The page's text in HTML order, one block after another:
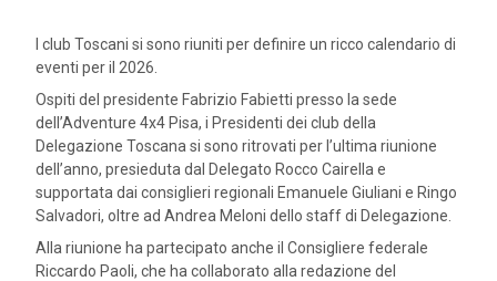
I club Toscani si sono riuniti per definire un ricco calendario di
eventi per il 2026.
Ospiti del presidente Fabrizio Fabietti presso la sede
dell’Adventure 4x4 Pisa, i Presidenti dei club della
Delegazione Toscana si sono ritrovati per l’ultima riunione
dell’anno, presieduta dal Delegato Rocco Cairella e
supportata dai consiglieri regionali Emanuele Giuliani e Ringo
Salvadori, oltre ad Andrea Meloni dello staff di Delegazione.
Alla riunione ha partecipato anche il Consigliere federale
Riccardo Paoli, che ha collaborato alla redazione del